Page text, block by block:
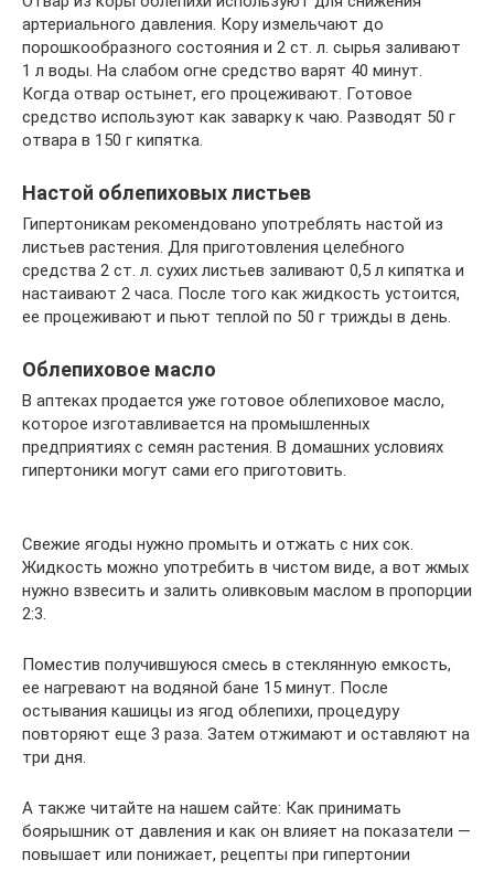
артериального давления. Кору измельчают до
порошкообразного состояния и 2 ст. л. сырья заливают
1 л воды. На слабом огне средство варят 40 минут.
Когда отвар остынет, его процеживают. Готовое
средство используют как заварку к чаю. Разводят 50 г
отвара в 150 г кипятка.
Настой облепиховых листьев
Гипертоникам рекомендовано употреблять настой из
листьев растения. Для приготовления целебного
средства 2 ст. л. сухих листьев заливают 0,5 л кипятка и
настаивают 2 часа. После того как жидкость устоится,
ее процеживают и пьют теплой по 50 г трижды в день.
Облепиховое масло
В аптеках продается уже готовое облепиховое масло,
которое изготавливается на промышленных
предприятиях с семян растения. В домашних условиях
гипертоники могут сами его приготовить.
Свежие ягоды нужно промыть и отжать с них сок.
Жидкость можно употребить в чистом виде, а вот жмых
нужно взвесить и залить оливковым маслом в пропорции
2:3.
Поместив получившуюся смесь в стеклянную емкость,
ее нагревают на водяной бане 15 минут. После
остывания кашицы из ягод облепихи, процедуру
повторяют еще 3 раза. Затем отжимают и оставляют на
три дня.
А также читайте на нашем сайте: Как принимать
боярышник от давления и как он влияет на показатели —
повышает или понижает, рецепты при гипертонии